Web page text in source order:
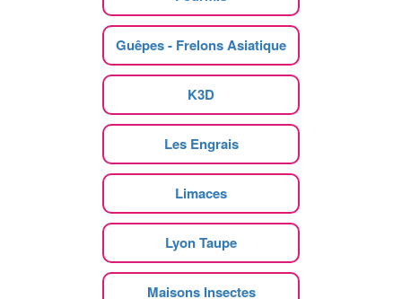
Guêpes - Frelons Asiatique
K3D
Les Engrais
Limaces
Lyon Taupe
Maisons Insectes